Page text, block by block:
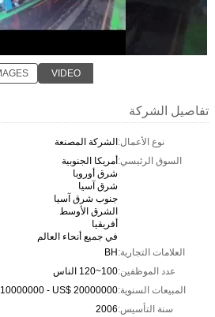
VIDEO
تفاصيل الشركة
نوع الأعمال:الشركة المصنعة
السوق الرئيسي:أمريكا الجنوبية
شرق أوروبا
شرق آسيا
جنوب شرق آسيا
الشرق الأوسط
أفريقيا
في جميع أنحاء العالم
العلامات التجارية:BH
عدد الموظفين:100~120 الناس
المبيعات السنوية:- US$ 20000000
سنة التأسيس:2006